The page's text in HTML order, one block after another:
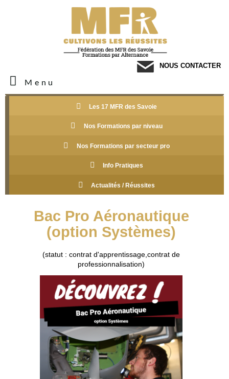
NOUS CONTACTER
Menu
Les 17 MFR des Savoie
Nos Formations par niveau
Nos Formations par secteur pro
Info Pratiques
Actualités / Réussites
Bac Pro Aéronautique
(option Systèmes)
(statut : contrat d'apprentissage,contrat de
professionnalisation)